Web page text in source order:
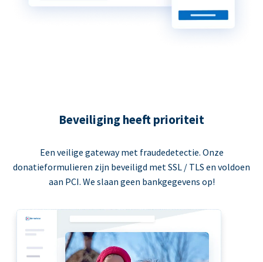
Beveiliging heeft prioriteit
Een veilige gateway met fraudedetectie. Onze
donatieformulieren zijn beveiligd met SSL / TLS en voldoen
aan PCI. We slaan geen bankgegevens op!